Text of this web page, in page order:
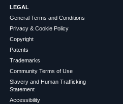
LEGAL
General Terms and Conditions
Privacy & Cookie Policy
Copyright
Patents
Trademarks
Community Terms of Use
Slavery and Human Trafficking
Statement
Accessibility